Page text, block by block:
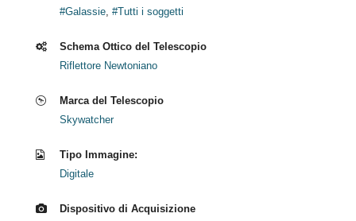
#Galassie, #Tutti i soggetti
Schema Ottico del Telescopio
Riflettore Newtoniano
Marca del Telescopio
Skywatcher
Tipo Immagine:
Digitale
Dispositivo di Acquisizione